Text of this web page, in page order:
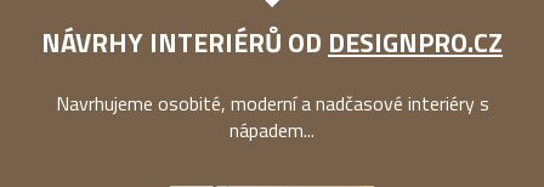
NÁVRHY INTERIÉRŮ OD DESIGNPRO.CZ
Navrhujeme osobité, moderní a nadčasové interiéry s
nápadem...